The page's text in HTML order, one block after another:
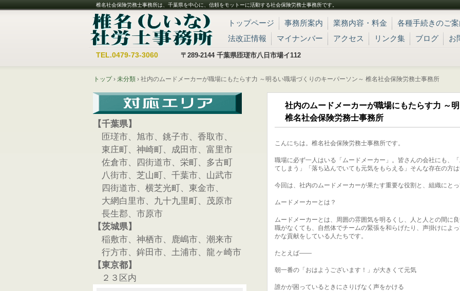
椎名社会保険労務士事務所は、千葉県を中心に、信頼をモットーに活動する社会保険労務士事務所です。
TEL.0479-73-3060 〒289-2144 千葉県匝瑳市八日市場イ112
トップページ 事務所案内 業務内容・料金 各種手続きのご案
法改正情報
マイナンバー アクセス リンク集 ブログ お
トップ › 未分類 › 社内のムードメーカーが職場にもたらす力 ～明るい職場づくりのキーパーソン～ 椎名社会保険労務士事務所
社内のムードメーカーが職場にもたらす力 ～
椎名社会保険労務士事務所
こんにちは。椎名社会保険労務士事務所です。
職場に必ず一人はいる「ムードメーカー」。皆さんの会社にも、
てしまう」「落ち込んでいても元気をもらえる」そんな存在の方は
今回は、社内のムードメーカーが果たす重要な役割と、組織にと
ムードメーカーとは？
ムードメーカーとは、周囲の雰囲気を明るくし、人と人との間に
職がなくても、自然体でチームの緊張を和らげたり、声掛けによ
かな貢献をしている人たちです。
たとえば——
朝一番の「おはようございます！」が大きくて元気
誰かが困っているときにさりげなく声をかける
【千葉県】
匝瑳市、旭市、銚子市、香取市、
東庄町、神崎町、成田市、富里市
佐倉市、四街道市、栄町、多古町
八街市、芝山町、千葉市、山武市
四街道市、横芝光町、東金市、
大網白里市、九十九里町、茂原市
長生郡、市原市
【茨城県】
稲敷市、神栖市、鹿嶋市、潮来市
行方市、鉾田市、土浦市、龍ヶ崎市
【東京都】
２３区内